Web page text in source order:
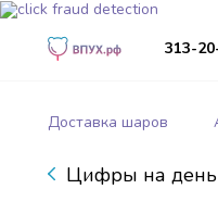
313-
Доставка шаров
Цифры на